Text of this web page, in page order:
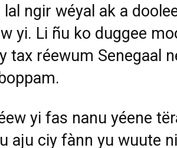
ngir wéyal ak a
yi. Li ñu ko duggee
tax réewum Senegaal
yi fas nanu yéene
aju ciy fànn yu wuute